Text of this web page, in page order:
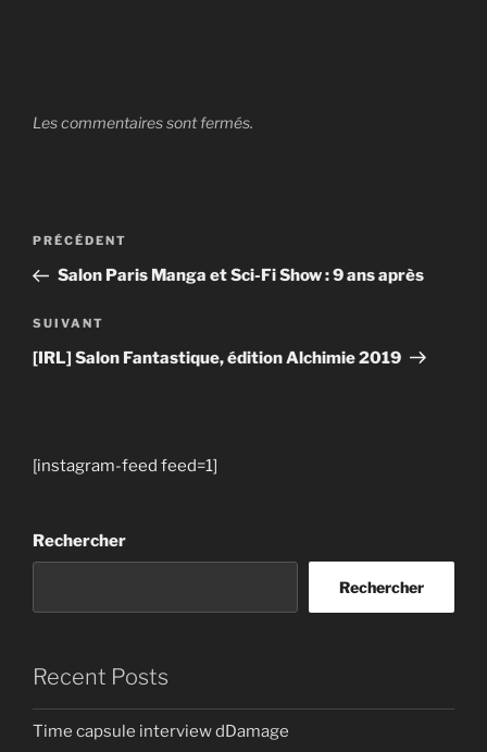
Les commentaires sont fermés.
Navigation
l’article
Article
précédent
PRÉCÉDENT
Salon Paris Manga et Sci-Fi Show : 9 ans après
Article
suivant
SUIVANT
[IRL] Salon Fantastique, édition Alchimie 2019
[instagram-feed feed=1]
Rechercher
Rechercher
Recent Posts
Time capsule interview dDamage